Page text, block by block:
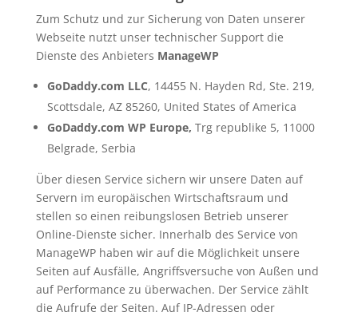
Zum Schutz und zur Sicherung von Daten unserer
Webseite nutzt unser technischer Support die
Dienste des Anbieters ManageWP
GoDaddy.com LLC, 14455 N. Hayden Rd, Ste. 219,
Scottsdale, AZ 85260, United States of America
GoDaddy.com WP Europe, Trg republike 5, 11000
Belgrade, Serbia
Über diesen Service sichern wir unsere Daten auf
Servern im europäischen Wirtschaftsraum und
stellen so einen reibungslosen Betrieb unserer
Online-Dienste sicher. Innerhalb des Service von
ManageWP haben wir auf die Möglichkeit unsere
Seiten auf Ausfälle, Angriffsversuche von Außen und
auf Performance zu überwachen. Der Service zählt
die Aufrufe der Seiten. Auf IP-Adressen oder